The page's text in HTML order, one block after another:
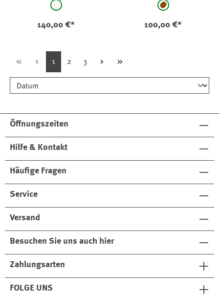
auswählen
bunt kariert
140,00 €*
auswählen
mittelbraun
100,00 €*
Seite
1 Seite
2 Seite
3
Öffnungszeiten
Hilfe & Kontakt
Häufige Fragen
Service
Versand
Besuchen Sie uns auch hier
Zahlungsarten
FOLGE UNS